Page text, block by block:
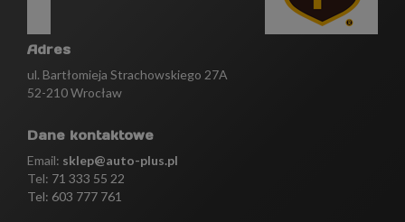
Adres
ul. Bartłomieja Strachowskiego 27A
52-210 Wrocław
Dane kontaktowe
Email: sklep@auto-plus.pl
Tel: 71 333 55 22
Tel: 603 777 761